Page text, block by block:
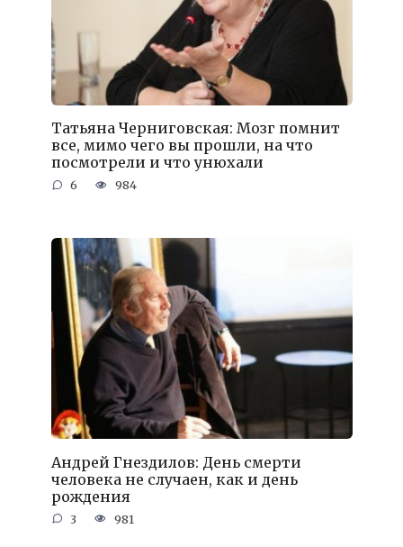
Татьяна Черниговская: Мозг помнит
все, мимо чего вы прошли, на что
посмотрели и что унюхали
6 984
Андрей Гнездилов: День смерти
человека не случаен, как и день
рождения
3 981